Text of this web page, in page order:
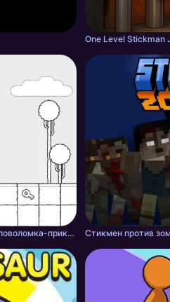
One Level Stickman
Scribble World — платформенная головоломка-приключение Стикмен против